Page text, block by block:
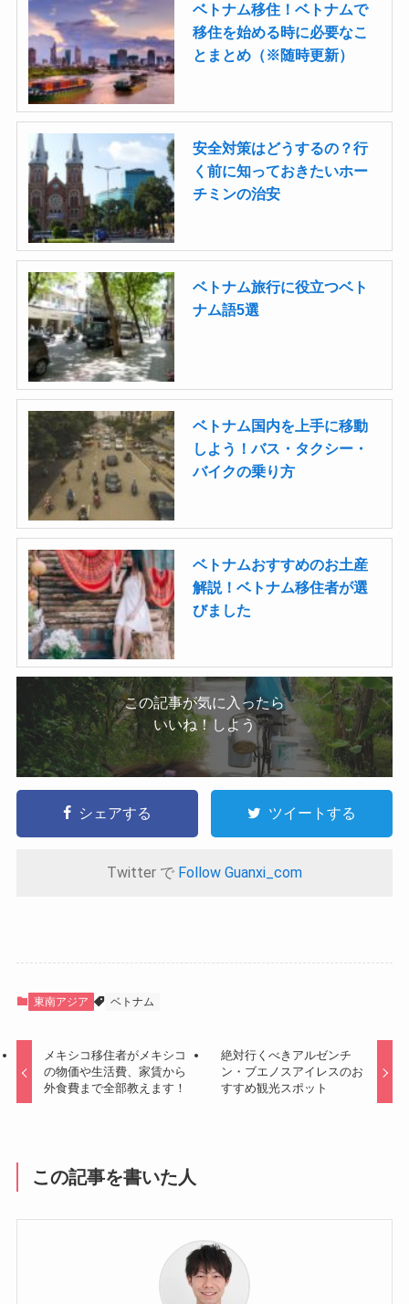
ベトナム移住！ベトナムで
移住を始める時に必要なこ
とまとめ（※随時更新）
安全対策はどうするの？行
く前に知っておきたいホー
チミンの治安
ベトナム旅行に役立つベト
ナム語5選
ベトナム国内を上手に移動
しよう！バス・タクシー・
バイクの乗り方
ベトナムおすすめのお土産
解説！ベトナム移住者が選
びました
この記事が気に入ったら
いいね！しよう
シェアする ツイートする
Twitter で Follow Guanxi_com
東南アジア ベトナム
メキシコ移住者がメキシコ
の物価や生活費、家賃から
外食費まで全部教えます！
絶対行くべきアルゼンチ
ン・ブエノスアイレスのお
すすめ観光スポット
この記事を書いた人